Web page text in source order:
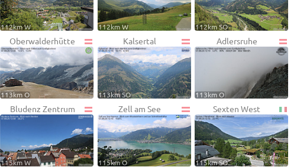
112km W 112km W 112km SO
Oberwalderhütte
113km O
Kalsertal
113km SO
Adlersruhe
113km O
Bludenz Zentrum
115km W
Zell am See
115km O
Sexten West
115km SO